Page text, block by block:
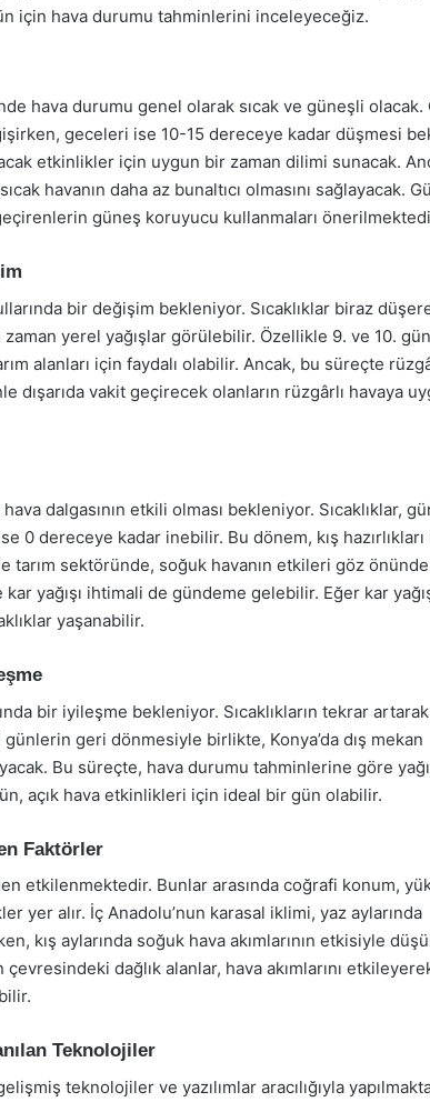
için hava durumu tahminlerini inceleyeceğiz.
hava durumu genel olarak sıcak ve güneşli olacak.
geceleri ise 10-15 dereceye kadar düşmesi
etkinlikler için uygun bir zaman dilimi sunacak.
havanın daha az bunaltıcı olmasını sağlayacak.
güneş koruyucu kullanmaları
bir değişim bekleniyor. Sıcaklıklar biraz
yerel yağışlar görülebilir. Özellikle 9. ve 10.
alanları için faydalı olabilir. Ancak, bu süreçte
dışarıda vakit geçirecek olanların rüzgârlı havaya
dalgasının etkili olması bekleniyor. Sıcaklıklar,
0 dereceye kadar inebilir. Bu dönem, kış hazırlıkları
tarım sektöründe, soğuk havanın etkileri göz önünde
yağışı ihtimali de gündeme gelebilir. Eğer kar
yaşanabilir.
bir iyileşme bekleniyor. Sıcaklıkların tekrar
geri dönmesiyle birlikte, Konya’da dış mekan
Bu süreçte, hava durumu tahminlerine göre
açık hava etkinlikleri için ideal bir gün olabilir.
Faktörler
etkilenmektedir. Bunlar arasında coğrafi konum,
yer alır. İç Anadolu’nun karasal iklimi, yaz aylarında
kış aylarında soğuk hava akımlarının etkisiyle
çevresindeki dağlık alanlar, hava akımlarını
Teknolojiler
teknolojiler ve yazılımlar aracılığıyla